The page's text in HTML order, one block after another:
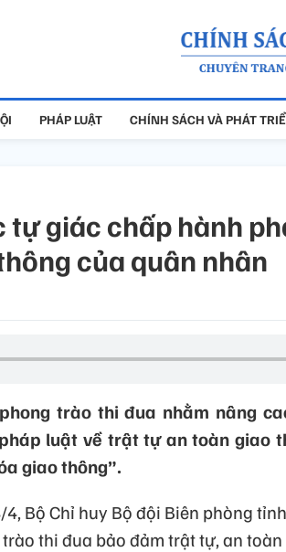
PHÁP LUẬT CHÍNH SÁCH VÀ PHÁT
tự giác chấp hành
của quân nhân
trào thi đua nhằm nâng
luật về trật tự an toàn giao
giao thông”.
Bộ Chỉ huy Bộ đội Biên phòng
thi đua bảo đảm trật tự, an